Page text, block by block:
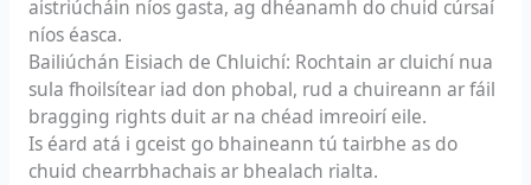
aistriúcháin níos gasta, ag dhéanamh do chuid cúrsaí
níos éasca.
Bailiúchán Eisiach de Chluichí: Rochtain ar cluichí nua
sula fhoilsítear iad don phobal, rud a chuireann ar fáil
bragging rights duit ar na chéad imreoirí eile.
Is éard atá i gceist go bhaineann tú tairbhe as do
chuid chearrbhachais ar bhealach rialta.